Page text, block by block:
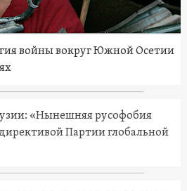
войны вокруг Южной Осетии
«Нынешняя русофобия
Партии глобальной